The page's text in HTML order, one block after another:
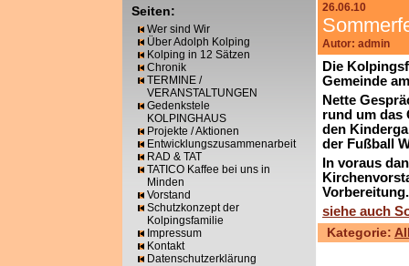
Seiten:
Wer sind Wir
Über Adolph Kolping
Kolping in 12 Sätzen
Chronik
TERMINE /
VERANSTALTUNGEN
Gedenkstele
KOLPINGHAUS
Projekte / Aktionen
Entwicklungszusammenarbeit
RAD & TAT
TATICO Kaffee bei uns in
Minden
Vorstand
Schutzkonzept der
Kolpingsfamilie
Impressum
Kontakt
Datenschutzerklärung
26.06.10
Autor: admin
Die
Gemeinde
Nette
rund um das
den
der Fußball
In voraus
Vorbereitung.
siehe auch
Kategorie: